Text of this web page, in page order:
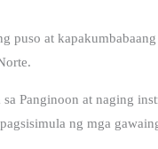
puso at
Panginoon at naging
ng mga